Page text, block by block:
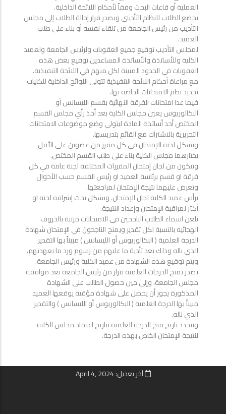
العملية أو قاعات البحث وفقاً لأحكام اللائحة الداخلية.
يخضع الطلاب للنظام التأديبي ويصدر قرار إحالة الطلاب إلى مجلس
التأديب من رئيس الجامعة من تلقاء نفسه أو بناء على طلب
العميد.
لمجلس التأديب توقيع جميع العقوبات ولرئيس الجامعة ولعميد
الكلية وللأساتذة والأساتذة المساعدين توقيع بعض هذه
العقوبات في الحدود المبينة لكل منهم في اللائحة التنفيذية.
مع مراعاة أحكام اللائحة التنفيذية تتولى اللوائح الداخلية للكليات
تحديد نظم الامتحانات الخاصة بها.
فيما عدا امتحانات الفرقة النهائية بقسم الليسانس أو
البكالوريوس يعين مجلس الكلية بعد أخذ رأي مجلس القسم
المختص أحد أساتذة المادة ليتولى وضع موضوعات الامتحانات
التحريرية بالاشتراك مع القائم بتدريسها.
وتشكل لجنة الإمتحان في كل مقرر من عضوين على الأقل
يختارهما مجلس الكلية بناء على طلب القسم المختص.
وتتكون من لجان إمتحان المقررات المختلفة لجنة عامة في كل
فرقة او قسم برئاسة العميد او رئيس القسم حسب الأحوال
وتعرض عليهما نتيجة الإمتحان لمراجعتها.
يرأس عميد الكلية لجان الإمتحان، ويشكل تحت إشرافه لجنة او
أكثر لمراقبة الإمتحان وإعداد النتيجة.
تلعن اسماء الطلاب الناجحين فى الامتحانات مرتبة بالحروف
الهجائيه بالنسبة لكل تقدير ويمنح الناجحون في الإمتحان شهادة
الدرجة العلمية ( البكالوريوس أو الليسانس ) مبيناً بها التقدير
الذي ناله وذلك بعد تأدية ما عليهم من رسوم ورد ما بعهدتهم،
ويتم توقيع هذه الشهادة من عميد الكلية ورئيس الجامعة.
يصدر بمنح الدرجات العلمية قرار من رئيس الجامعة بعد موافقة
مجلس الجامعة، وإلى حين حصول الطالب على الشهادة
المذكورة يجوز أن يحصل على شهادة مؤقتة يوقعها العميد
مبيناً بها الدرجة العلمية ( البكالوريوس أو الليسانس ) والتقدير
الذي ناله.
ويتحدد تاريخ منح الدرجة العلمية بتاريخ اعتماد مجلس الكلية
لنتيجة الإمتحان الخاص بهذه الدرجة.
آخر تعديل: April 4, 2024